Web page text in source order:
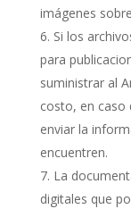
imágenes
Si los
para
suministrar al
costo, en caso
enviar la
encuentren.
La
digitales que